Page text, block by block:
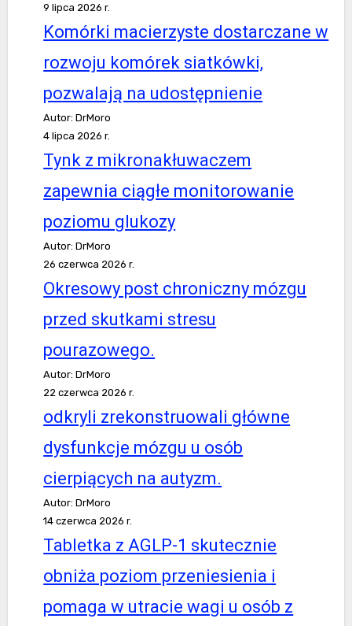
9 lipca 2026 r.
Komórki macierzyste dostarczane w
rozwoju komórek siatkówki,
pozwalają na udostępnienie
Autor: DrMoro
4 lipca 2026 r.
Tynk z mikronakłuwaczem
zapewnia ciągłe monitorowanie
poziomu glukozy
Autor: DrMoro
26 czerwca 2026 r.
Okresowy post chroniczny mózgu
przed skutkami stresu
pourazowego.
Autor: DrMoro
22 czerwca 2026 r.
odkryli zrekonstruowali główne
dysfunkcje mózgu u osób
cierpiących na autyzm.
Autor: DrMoro
14 czerwca 2026 r.
Tabletka z AGLP-1 skutecznie
obniża poziom przeniesienia i
pomaga w utracie wagi u osób z